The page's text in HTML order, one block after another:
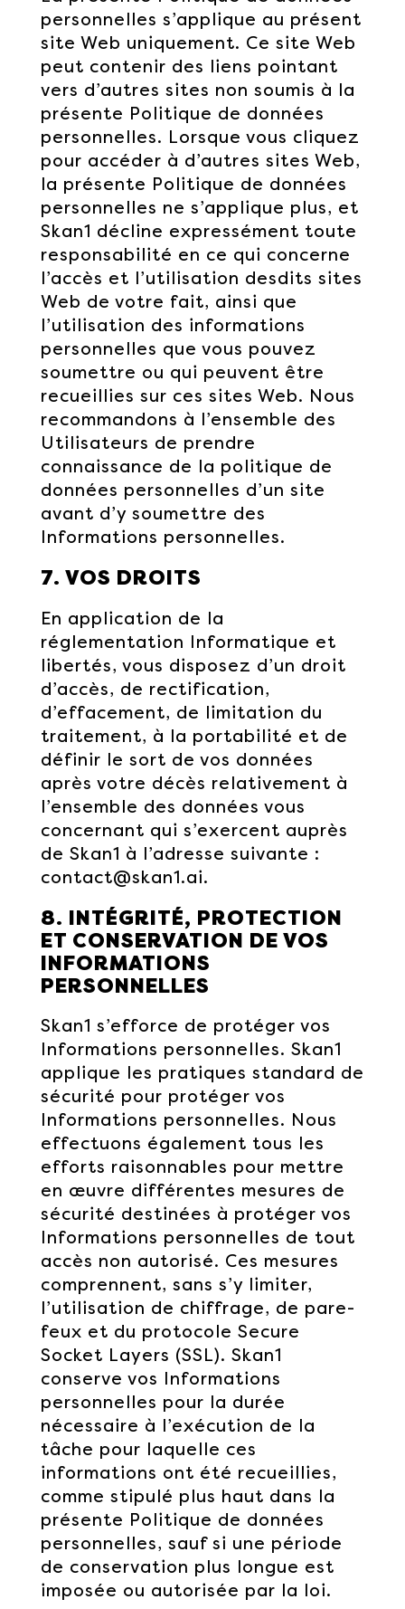
personnelles s’applique au présent
site Web uniquement. Ce site Web
peut contenir des liens pointant
vers d’autres sites non soumis à la
présente Politique de données
personnelles. Lorsque vous cliquez
pour accéder à d’autres sites Web,
la présente Politique de données
personnelles ne s’applique plus, et
Skan1 décline expressément toute
responsabilité en ce qui concerne
l’accès et l’utilisation desdits sites
Web de votre fait, ainsi que
l’utilisation des informations
personnelles que vous pouvez
soumettre ou qui peuvent être
recueillies sur ces sites Web. Nous
recommandons à l’ensemble des
Utilisateurs de prendre
connaissance de la politique de
données personnelles d’un site
avant d’y soumettre des
Informations personnelles.
7. VOS DROITS
En application de la
réglementation Informatique et
libertés, vous disposez d’un droit
d’accès, de rectification,
d’effacement, de limitation du
traitement, à la portabilité et de
définir le sort de vos données
après votre décès relativement à
l’ensemble des données vous
concernant qui s’exercent auprès
de Skan1 à l’adresse suivante :
contact@skan1.ai.
8. INTÉGRITÉ, PROTECTION
ET CONSERVATION DE VOS
INFORMATIONS
PERSONNELLES
Skan1 s’efforce de protéger vos
Informations personnelles. Skan1
applique les pratiques standard de
sécurité pour protéger vos
Informations personnelles. Nous
effectuons également tous les
efforts raisonnables pour mettre
en œuvre différentes mesures de
sécurité destinées à protéger vos
Informations personnelles de tout
accès non autorisé. Ces mesures
comprennent, sans s’y limiter,
l’utilisation de chiffrage, de pare-
feux et du protocole Secure
Socket Layers (SSL). Skan1
conserve vos Informations
personnelles pour la durée
nécessaire à l’exécution de la
tâche pour laquelle ces
informations ont été recueillies,
comme stipulé plus haut dans la
présente Politique de données
personnelles, sauf si une période
de conservation plus longue est
imposée ou autorisée par la loi.